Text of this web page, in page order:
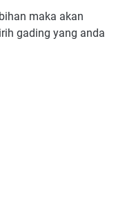
maka akan
gading yang anda